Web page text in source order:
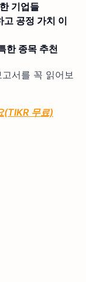
기업들
공정 가치 이
한 종목 추천
서를 꼭 읽어보
(TIKR 무료)